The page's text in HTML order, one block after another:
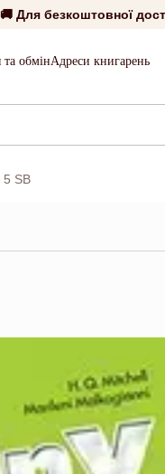
🚚 Для безкоштовної
обмінАдреси книгарень
5 SB